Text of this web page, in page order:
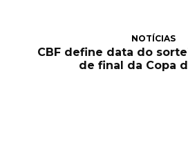
NOTÍCIAS
CBF define data do
de final da Copa